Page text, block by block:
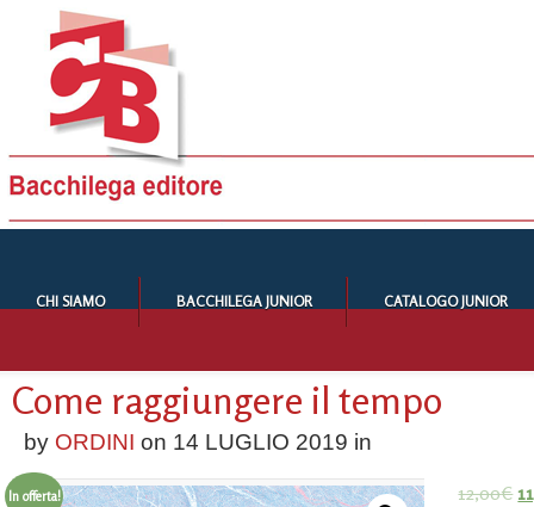
CHI SIAMO BACCHILEGA JUNIOR CATALOGO JUNIOR
Come raggiungere il tempo
by ORDINI on 14 LUGLIO 2019 in
In offerta! 12,00€